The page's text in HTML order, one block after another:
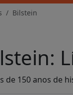
Bilstein
de 150 anos de